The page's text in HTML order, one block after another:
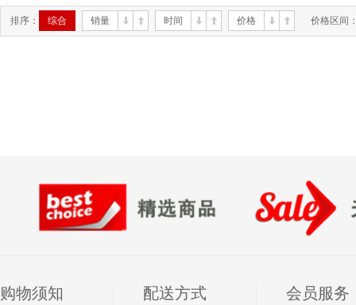
排序： 综合 销量 时间 价格 价格区间
购物须知 配送方式 会员服务